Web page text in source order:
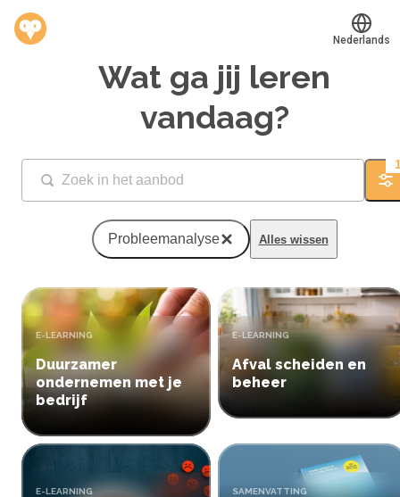
Werkvinders®
Bedrijven
Vacatures
Mijn leerplek
Voucher verzilveren
Account en hulp
Meer
Inloggen
Aanmelden
Nederlands
Wat ga jij leren
vandaag?
Probleemanalyse Alles wissen
Duurzamer
ondernemen met je
bedrijf
TYPE:
E-LEARNING
Afval scheiden en
beheer
TYPE:
E-LEARNING
TYPE:
E-LEARNING TYPE:
SAMENVATTING